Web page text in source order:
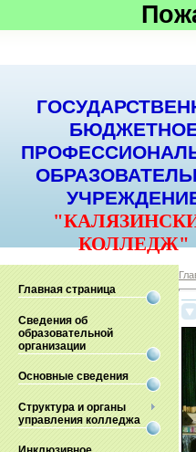
КОЛЛЕДЖ"
Главная страница
Сведения об
образовательной
организации
Основные сведения
Структура и органы
управления колледжа